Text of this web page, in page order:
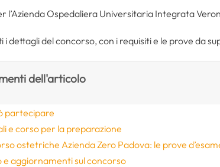
l’Azienda Ospedaliera Universitaria Integrata
i dettagli del concorso, con i requisiti e le prove da
dell'articolo
partecipare
e corso per la preparazione
ostetriche Azienda Zero Padova: le prove
e aggiornamenti sul concorso